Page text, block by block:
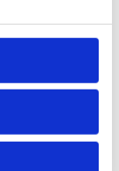
your use
Andersson
blir det flera